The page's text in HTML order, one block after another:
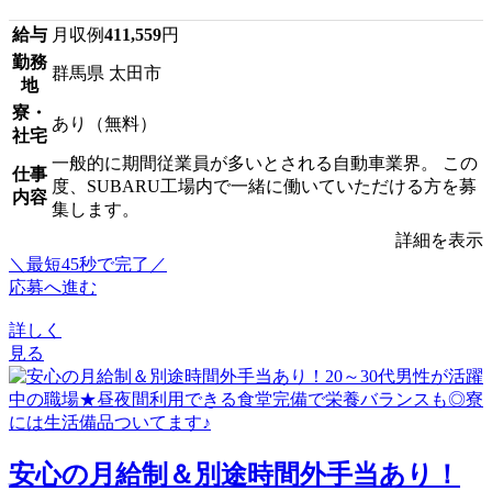
給与 月収例411,559円
勤務
地
群馬県 太田市
寮・
社宅
あり（無料）
仕事
内容
一般的に期間従業員が多いとされる自動車業界。 この
度、SUBARU工場内で一緒に働いていただける方を募
集します。
詳細を表示
＼最短45秒で完了／
応募へ進む
詳しく
見る
安心の月給制＆別途時間外手当あり！